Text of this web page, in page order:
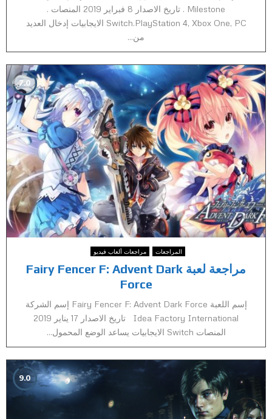
Milestone . تاريخ الاصدار 8 فبراير 2019 المنصات .
Switch.PlayStation 4, Xbox One, PC الايجابيات إدخال العديد
من...
7.0
المراجعات مراجعات ألعاب فيديو
مراجعة لعبة Fairy Fencer F: Advent Dark
Force
إسم اللعبة Fairy Fencer F: Advent Dark Force إسم الشركة
Idea Factory International تاريخ الاصدار 17 يناير 2019
المنصات Switch الايجابيات يساعد الوضع المحمول...
9.0